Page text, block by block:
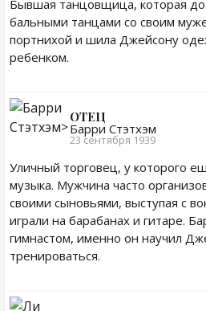
Бывшая танцовщица, которая до
бальными танцами со своим
портнихой и шила Джейсону
ребенком.
ОТЕЦ
Барри Стэтхэм
23 сентября 1939
Уличный торговец, у которого
музыка. Мужчина часто
своими сыновьями, выступая с
играли на барабанах и гитаре.
гимнастом, именно он научил
тренироваться.